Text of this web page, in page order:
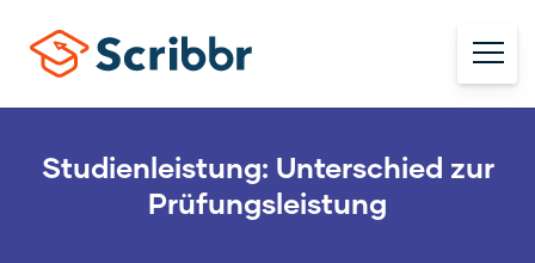
Studienleistung: Unterschied zur
Prüfungsleistung